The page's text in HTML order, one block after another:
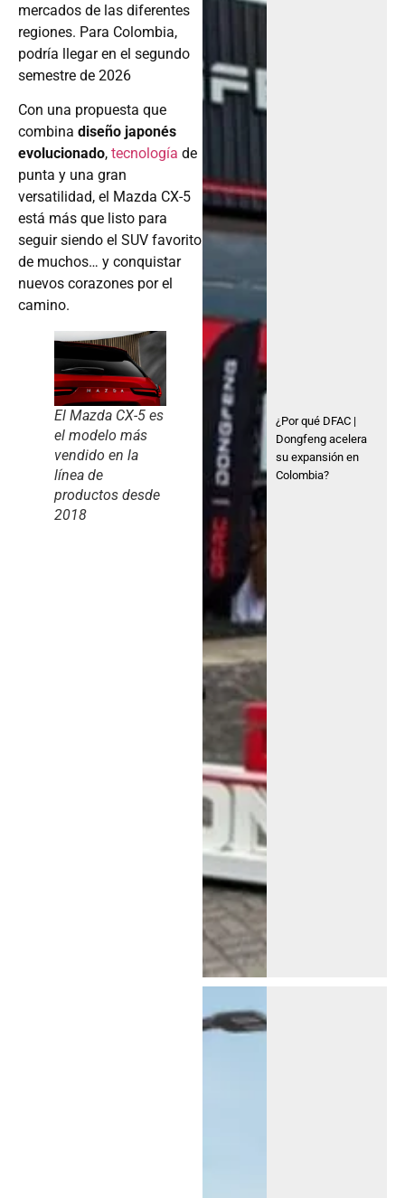
mercados de las diferentes
regiones. Para Colombia,
podría llegar en el segundo
semestre de 2026
Con una propuesta que
combina diseño japonés
evolucionado, tecnología de
punta y una gran
versatilidad, el Mazda CX-5
está más que listo para
seguir siendo el SUV favorito
de muchos… y conquistar
nuevos corazones por el
camino.
El Mazda CX-5 es
el modelo más
vendido en la
línea de
productos desde
2018
¿Por qué DFAC |
Dongfeng acelera
su expansión en
Colombia?